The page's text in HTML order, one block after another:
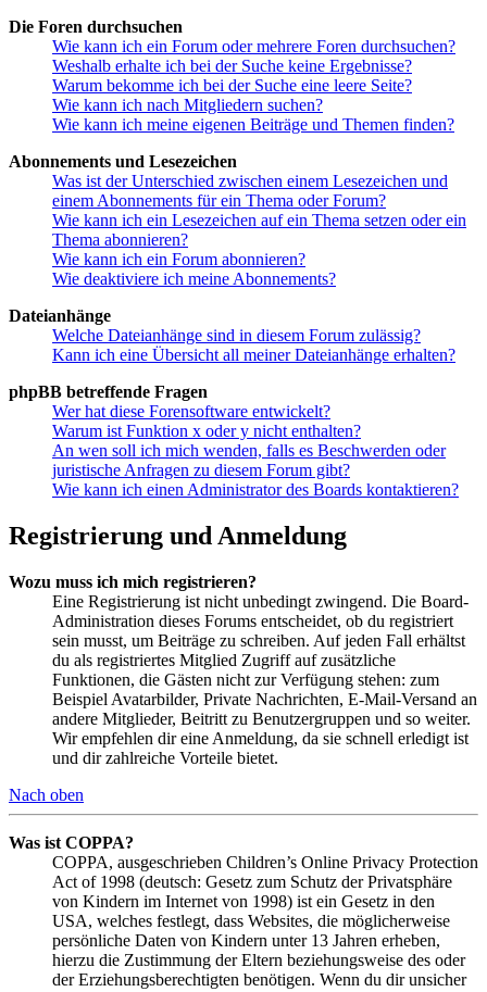
Die Foren durchsuchen
Wie kann ich ein Forum oder mehrere Foren durchsuchen?
Weshalb erhalte ich bei der Suche keine Ergebnisse?
Warum bekomme ich bei der Suche eine leere Seite?
Wie kann ich nach Mitgliedern suchen?
Wie kann ich meine eigenen Beiträge und Themen finden?
Abonnements und Lesezeichen
Was ist der Unterschied zwischen einem Lesezeichen und
einem Abonnements für ein Thema oder Forum?
Wie kann ich ein Lesezeichen auf ein Thema setzen oder ein
Thema abonnieren?
Wie kann ich ein Forum abonnieren?
Wie deaktiviere ich meine Abonnements?
Dateianhänge
Welche Dateianhänge sind in diesem Forum zulässig?
Kann ich eine Übersicht all meiner Dateianhänge erhalten?
phpBB betreffende Fragen
Wer hat diese Forensoftware entwickelt?
Warum ist Funktion x oder y nicht enthalten?
An wen soll ich mich wenden, falls es Beschwerden oder
juristische Anfragen zu diesem Forum gibt?
Wie kann ich einen Administrator des Boards kontaktieren?
Registrierung und Anmeldung
Wozu muss ich mich registrieren?
Eine Registrierung ist nicht unbedingt zwingend. Die Board-
Administration dieses Forums entscheidet, ob du registriert
sein musst, um Beiträge zu schreiben. Auf jeden Fall erhältst
du als registriertes Mitglied Zugriff auf zusätzliche
Funktionen, die Gästen nicht zur Verfügung stehen: zum
Beispiel Avatarbilder, Private Nachrichten, E-Mail-Versand an
andere Mitglieder, Beitritt zu Benutzergruppen und so weiter.
Wir empfehlen dir eine Anmeldung, da sie schnell erledigt ist
und dir zahlreiche Vorteile bietet.
Nach oben
Was ist COPPA?
COPPA, ausgeschrieben Children’s Online Privacy Protection
Act of 1998 (deutsch: Gesetz zum Schutz der Privatsphäre
von Kindern im Internet von 1998) ist ein Gesetz in den
USA, welches festlegt, dass Websites, die möglicherweise
persönliche Daten von Kindern unter 13 Jahren erheben,
hierzu die Zustimmung der Eltern beziehungsweise des oder
der Erziehungsberechtigten benötigen. Wenn du dir unsicher